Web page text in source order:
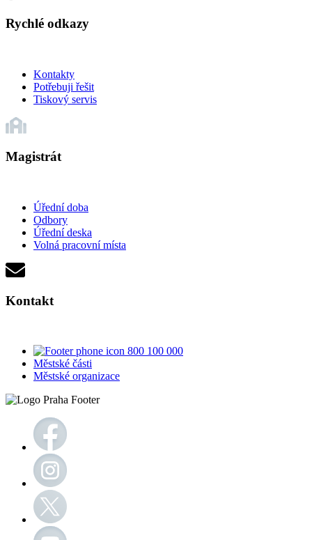
Rychlé odkazy
Kontakty
Potřebuji řešit
Tiskový servis
Magistrát
Úřední doba
Odbory
Úřední deska
Volná pracovní místa
Kontakt
800 100 000
Městské části
Městské organizace